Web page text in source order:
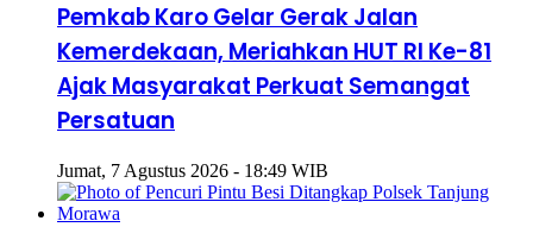
Pemkab Karo Gelar Gerak Jalan
Kemerdekaan, Meriahkan HUT RI Ke-81
Ajak Masyarakat Perkuat Semangat
Persatuan
Jumat, 7 Agustus 2026 - 18:49 WIB